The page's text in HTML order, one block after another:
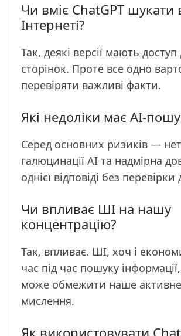
Чи вміє ChatGPT шукати
Інтернеті?
Так, деякі версії мають
сторінок. Проте все одно
перевіряти важливі факти.
Які недоліки має AI-
Серед основних ризиків —
галюцинації AI та надмірна
однієї відповіді без
Чи впливає ШІ на нашу
концентрацію?
Так, впливає. ШІ, хоч і
час під час пошуку
може обмежити наше
мислення.